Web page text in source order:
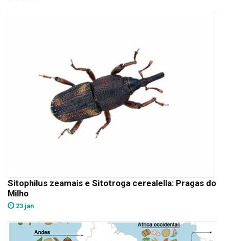
Sitophilus zeamais e Sitotroga cerealella: Pragas do
Milho
23 jan